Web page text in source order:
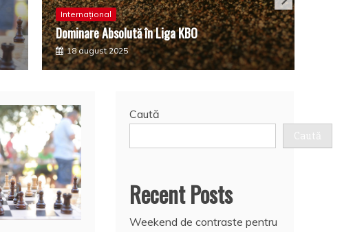
Internațional
Dominare Absolută în Liga KBO
18 august 2025
Caută
Caută
Recent Posts
Weekend de contraste pentru